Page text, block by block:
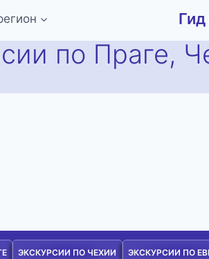
по Праге,
ЭКСКУРСИИ ПО ЧЕХИИ ЭКСКУРСИИ ПО